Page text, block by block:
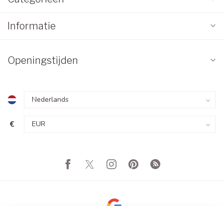
Informatie
Openingstijden
€